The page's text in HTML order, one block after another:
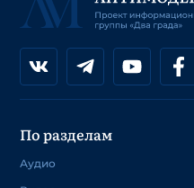
По разделам
Аудио